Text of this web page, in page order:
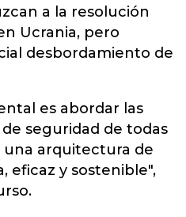
a la resolución
Ucrania, pero
desbordamiento de
es abordar las
seguridad de todas
una arquitectura de
eficaz y sostenible",